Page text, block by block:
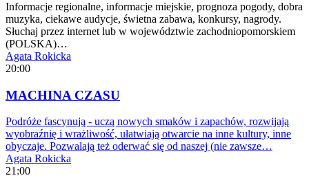
Informacje regionalne, informacje miejskie, prognoza pogody, dobra
muzyka, ciekawe audycje, świetna zabawa, konkursy, nagrody.
Słuchaj przez internet lub w województwie zachodniopomorskiem
(POLSKA)…
Agata Rokicka
20:00
MACHINA CZASU
Podróże fascynują - uczą nowych smaków i zapachów, rozwijają
wyobraźnię i wrażliwość, ułatwiają otwarcie na inne kultury, inne
obyczaje. Pozwalają też oderwać się od naszej (nie zawsze…
Agata Rokicka
21:00